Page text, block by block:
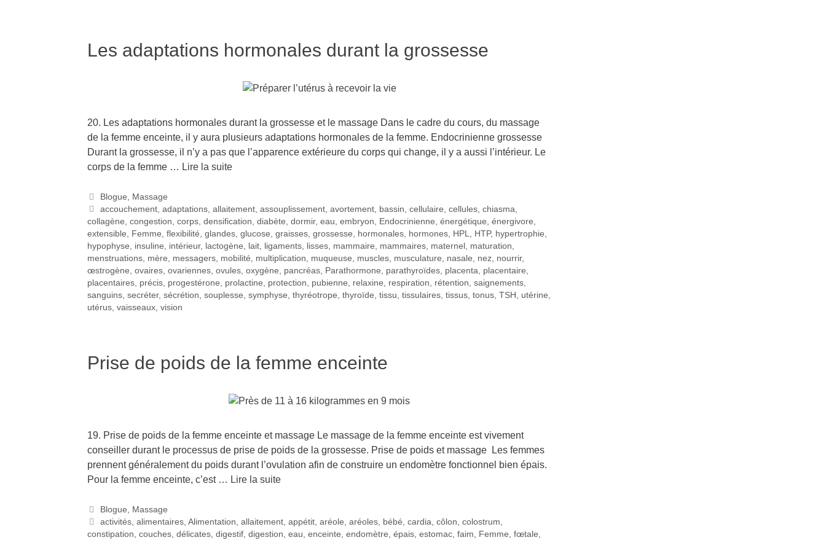
Les adaptations hormonales durant la grossesse
20. Les adaptations hormonales durant la grossesse et le massage Dans le cadre du cours, du massage
de la femme enceinte, il y aura plusieurs adaptations hormonales de la femme. Endocrinienne grossesse
Durant la grossesse, il n’y a pas que l’apparence extérieure du corps qui change, il y a aussi l’intérieur. Le
corps de la femme … Lire la suite
Blogue, Massage
accouchement,adaptations,allaitement,assouplissement,avortement, bassin,cellulaire,cellules,chiasma,
collagène, congestion, corps, densification, diabète, dormir, eau, embryon, Endocrinienne, énergétique, énergivore,
extensible, Femme, flexibilité, glandes, glucose, graisses, grossesse, hormonales, hormones, HPL, HTP, hypertrophie,
hypophyse, insuline, intérieur, lactogène, lait, ligaments, lisses, mammaire, mammaires, maternel , maturation,
menstruations, mère, messagers, mobilité, multiplication, muqueuse, muscles, musculature, nasale, nez, nourrir,
œstrogène, ovaires, ovariennes, ovules, oxygène, pancréas, Parathormone, parathyroïdes, placenta, placentaire,
placentaires, précis, progestérone, prolactine, protection, pubienne, relaxine, respiration, rétention, saignements,
sanguins, secréter, sécrétion, souplesse, symphyse, thyréotrope, thyroïde, tissu, tissulaires, tissus, tonus, TSH , utérine,
utérus, vaisseaux, vision
Prise de poids de la femme enceinte
19. Prise de poids de la femme enceinte et massage Le massage de la femme enceinte est vivement
conseiller durant le processus de prise de poids de la grossesse. Prise de poids et massage Les femmes
prennent généralement du poids durant l’ovulation afin de construire un endomètre fonctionnel bien épais.
Pour la femme enceinte, c’est … Lire la suite
Blogue, Massage
activités,alimentaires,Alimentation,allaitement,appétit,aréole,aréoles, bébé,cardia,côlon,colostrum,
constipation, couches, délicates, digestif, digestion, eau, enceinte, endomètre, épais, estomac, faim, Femme, fœtale,